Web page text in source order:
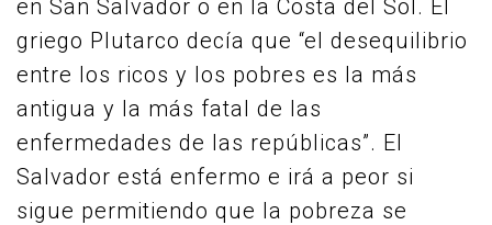
en San Salvador o en la Costa del Sol. El
griego Plutarco decía que “el desequilibrio
entre los ricos y los pobres es la más
antigua y la más fatal de las
enfermedades de las repúblicas”. El
Salvador está enfermo e irá a peor si
sigue permitiendo que la pobreza se